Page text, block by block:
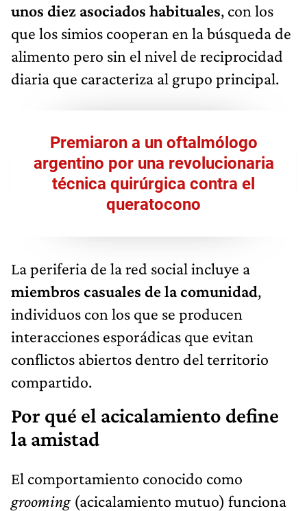
unos diez asociados habituales, con los
que los simios cooperan en la búsqueda de
alimento pero sin el nivel de reciprocidad
diaria que caracteriza al grupo principal.
Premiaron a un oftalmólogo
argentino por una revolucionaria
técnica quirúrgica contra el
queratocono
La periferia de la red social incluye a
miembros casuales de la comunidad,
individuos con los que se producen
interacciones esporádicas que evitan
conflictos abiertos dentro del territorio
compartido.
Por qué el acicalamiento define
la amistad
El comportamiento conocido como
grooming (acicalamiento mutuo) funciona